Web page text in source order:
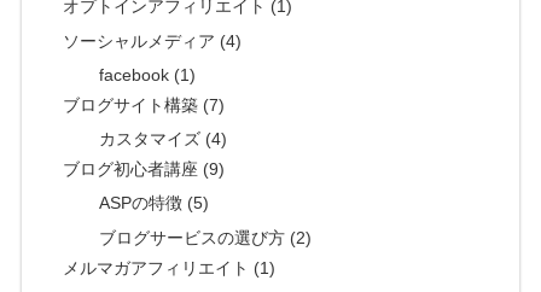
オプトインアフィリエイト (1)
ソーシャルメディア (4)
facebook (1)
ブログサイト構築 (7)
カスタマイズ (4)
ブログ初心者講座 (9)
ASPの特徴 (5)
ブログサービスの選び方 (2)
メルマガアフィリエイト (1)